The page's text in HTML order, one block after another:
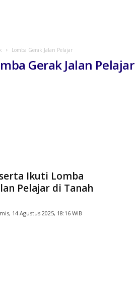
Lomba Gerak Jalan Pelajar
Gerak Jalan Pelajar
Ikuti Lomba
Pelajar di Tanah
14 Agustus 2025, 18:16 WIB